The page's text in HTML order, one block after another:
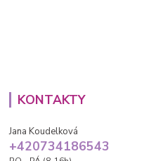
KONTAKTY
Jana Koudelková
+420734186543